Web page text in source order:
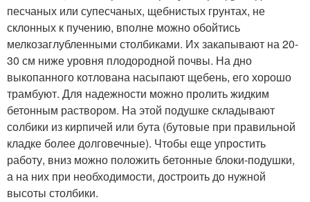
песчаных или супесчаных, щебнистых грунтах, не
склонных к пучению, вполне можно обойтись
мелкозаглубленными столбиками. Их закапывают на 20-
30 см ниже уровня плодородной почвы. На дно
выкопанного котлована насыпают щебень, его хорошо
трамбуют. Для надежности можно пролить жидким
бетонным раствором. На этой подушке складывают
солбики из кирпичей или бута (бутовые при правильной
кладке более долговечные). Чтобы еще упростить
работу, вниз можно положить бетонные блоки-подушки,
а на них при необходимости, достроить до нужной
высоты столбики.